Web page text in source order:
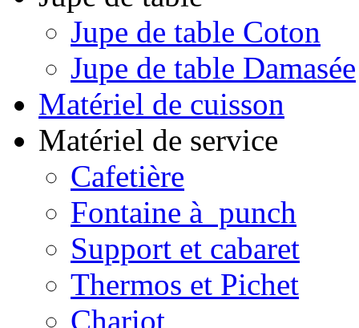
Jupe de table Coton
Jupe de table Damasée
Matériel de cuisson
Matériel de service
Cafetière
Fontaine à punch
Support et cabaret
Thermos et Pichet
Chariot